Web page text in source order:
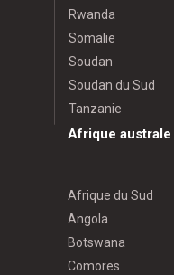
Rwanda
Somalie
Soudan
Soudan du Sud
Tanzanie
Afrique
Afrique du Sud
Angola
Botswana
Comores